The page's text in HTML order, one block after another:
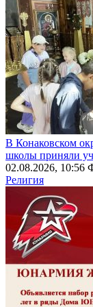
В Конаковском
школы приняли
02.08.2026, 10:56
Религия